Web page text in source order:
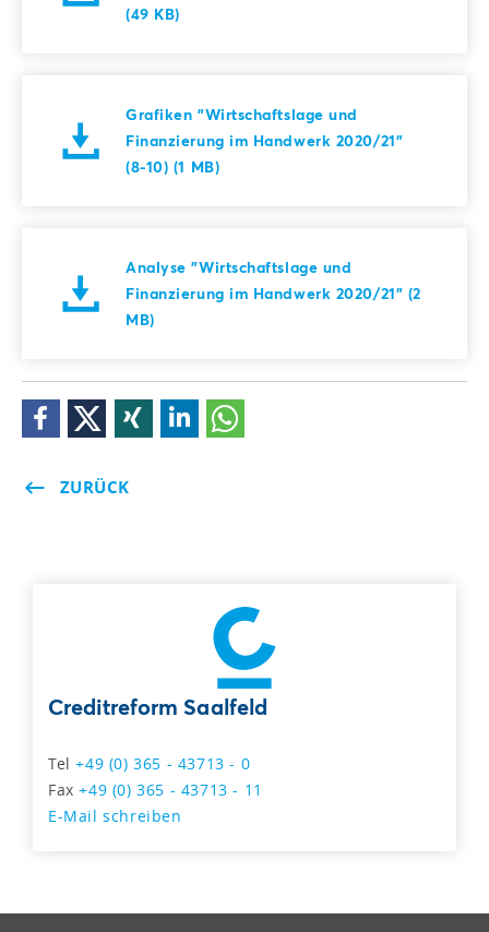
(49 KB)
Grafiken "Wirtschaftslage und
Finanzierung im Handwerk 2020/21"
(8-10) (1 MB)
Analyse "Wirtschaftslage und
Finanzierung im Handwerk 2020/21" (2
MB)
ZURÜCK
Creditreform Saalfeld
Tel+49 (0) 365 - 43713 - 0
Fax+49 (0) 365 - 43713 - 11
E-Mail schreiben